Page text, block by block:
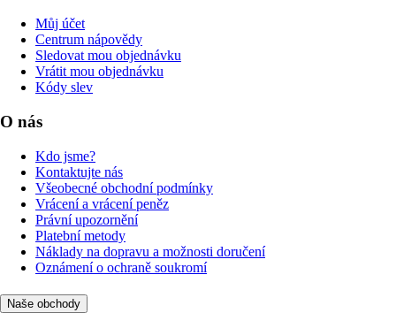
Můj účet
Centrum nápovědy
Sledovat mou objednávku
Vrátit mou objednávku
Kódy slev
O nás
Kdo jsme?
Kontaktujte nás
Všeobecné obchodní podmínky
Vrácení a vrácení peněz
Právní upozornění
Platební metody
Náklady na dopravu a možnosti doručení
Oznámení o ochraně soukromí
Naše obchody